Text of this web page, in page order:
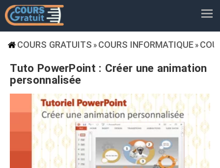
COURS GRATUITS » COURS INFORMATIQUE »
Tuto PowerPoint : Créer une animation
personnalisée